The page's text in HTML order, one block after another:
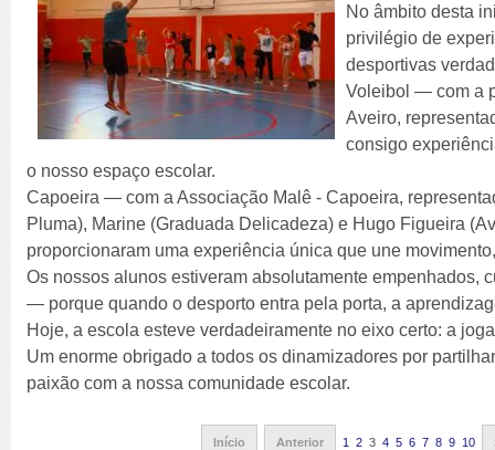
No âmbito desta
privilégio de
desportivas
Voleibol — com a
Aveiro,
consigo
o nosso espaço escolar.
Capoeira — com a Associação Malê - Capoeira,
Pluma), Marine (Graduada Delicadeza) e Hugo Figueira
proporcionaram uma experiência única que une
Os nossos alunos estiveram absolutamente empenhados,
— porque quando o desporto entra pela porta, a
Hoje, a escola esteve verdadeiramente no eixo certo: a
Um enorme obrigado a todos os dinamizadores por
paixão com a nossa comunidade escolar.
Início Anterior 1 2 3 4 5 6 7 8 9 10